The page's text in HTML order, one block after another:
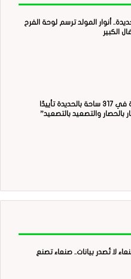
أنوار المولد ترسم لوحة الفرح
الكبير
مسيرات حاشدة في 317 ساحة بالحديدة تأييدًا
بالحصار والتصعيد بالتصعيد”
لا تُصدر بيانات.. صنعاء تصنع